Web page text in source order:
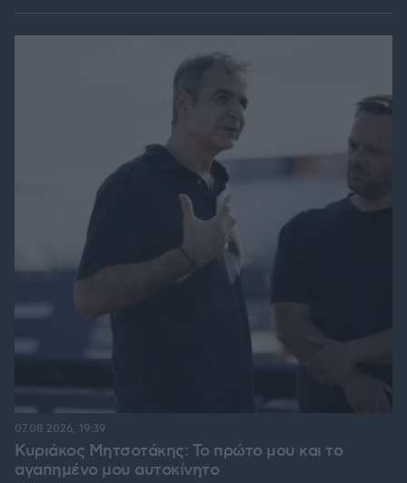
Κυριάκος Μητσοτάκης: Το πρώτο μου και το
αγαπημένο μου αυτοκίνητο
07.08.2026, 19:39